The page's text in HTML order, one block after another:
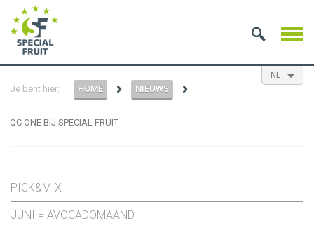
NL
Je bent hier: HOME NIEUWS
QC ONE BIJ SPECIAL FRUIT
PICK&MIX
JUNI = AVOCADOMAAND